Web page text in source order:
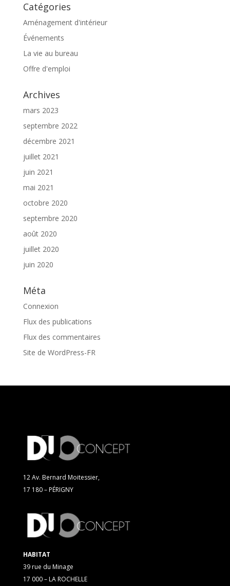
Catégories
Aménagement d'intérieur
Événements
La vie au bureau
Offre d'emploi
Archives
mars 2023
septembre 2022
décembre 2021
juillet 2021
juin 2021
mai 2021
octobre 2020
septembre 2020
août 2020
juillet 2020
juin 2020
Méta
Connexion
Flux des publications
Flux des commentaires
Site de WordPress-FR
12 Av. Bernard Moitessier,
17 180 – PÉRIGNY
HABITAT
39 rue du Minage
17 000 – LA ROCHELLE